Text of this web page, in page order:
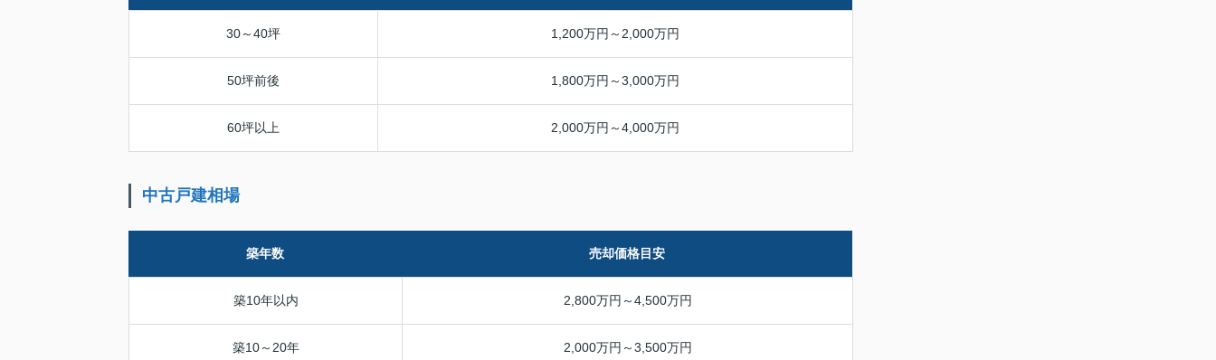
30～40坪 1,200万円～2,000万円
50坪前後 1,800万円～3,000万円
60坪以上 2,000万円～4,000万円
中古戸建相場
築年数 売却価格目安
築10年以内 2,800万円～4,500万円
築10～20年 2,000万円～3,500万円